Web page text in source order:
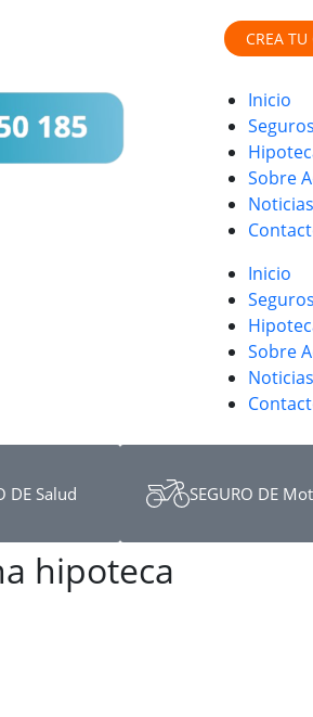
CREA
Inicio
Seguros
Sobre
Noticias
Inicio
Seguros
Sobre
Noticias
DE Salud SEGURO DE
hipoteca